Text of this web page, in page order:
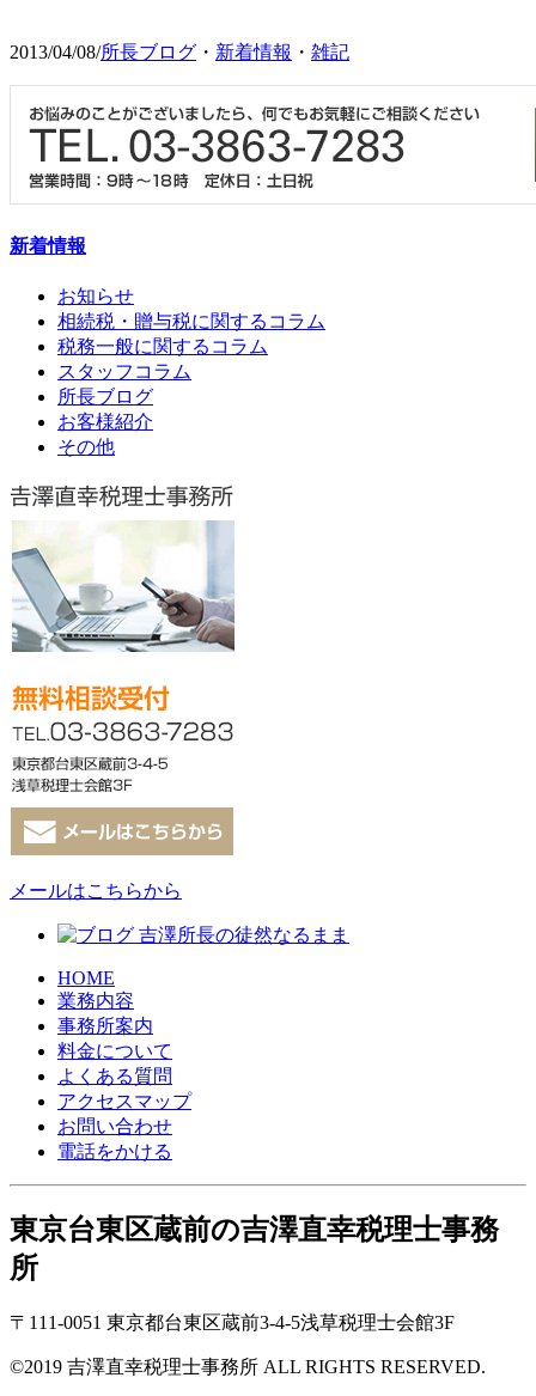
2013/04/08/所長ブログ ・ 新着情報 ・ 雑記
新着情報
お知らせ
相続税・贈与税に関するコラム
税務一般に関するコラム
スタッフコラム
所長ブログ
お客様紹介
その他
メールはこちらから
HOME
業務内容
事務所案内
料金について
よくある質問
アクセスマップ
お問い合わせ
電話をかける
東京台東区蔵前の吉澤直幸税理士事務
所
〒111-0051 東京都台東区蔵前3-4-5浅草税理士会館3F
©2019 吉澤直幸税理士事務所 ALL RIGHTS RESERVED.